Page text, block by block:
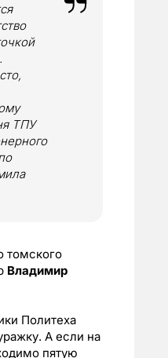
ТПУ
томского
Владимир
Политеха
А если на
пятую